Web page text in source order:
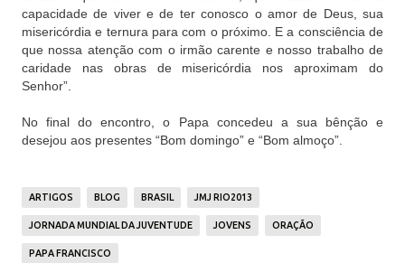
capacidade de viver e de ter conosco o amor de Deus, sua
misericórdia e ternura para com o próximo. E a consciência de
que nossa atenção com o irmão carente e nosso trabalho de
caridade nas obras de misericórdia nos aproximam do
Senhor”.
No final do encontro, o Papa concedeu a sua bênção e
desejou aos presentes “Bom domingo” e “Bom almoço”.
ARTIGOS BLOG BRASIL JMJ RIO2013
JORNADA MUNDIAL DA JUVENTUDE JOVENS ORAÇÃO
PAPA FRANCISCO